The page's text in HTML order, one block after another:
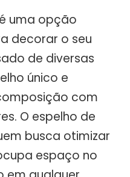
é uma opção
decorar o seu
de diversas
único e
com
O espelho de
busca otimizar
espaço no